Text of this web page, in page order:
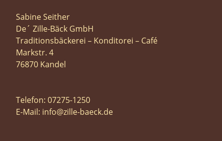
Sabine Seither
De´ Zille-Bäck GmbH
Traditionsbäckerei – Konditorei – Café
Markstr. 4
76870 Kandel
Telefon: 07275-1250
E-Mail: info@zille-baeck.de